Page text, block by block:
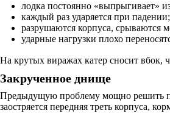
лодка постоянно «выпрыгивает»
каждый раз ударяется при падении;
разрушаются корпуса, срываются
ударные нагрузки плохо
На крутых виражах катер сносит вбок,
Закрученное днище
Предыдущую проблему мощно решить
заостряется передняя треть корпуса,